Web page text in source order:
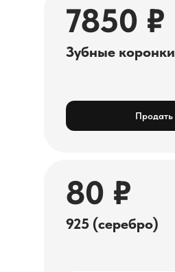
7850 ₽
Зубные коронки
Продать
80 ₽
925 (серебро)